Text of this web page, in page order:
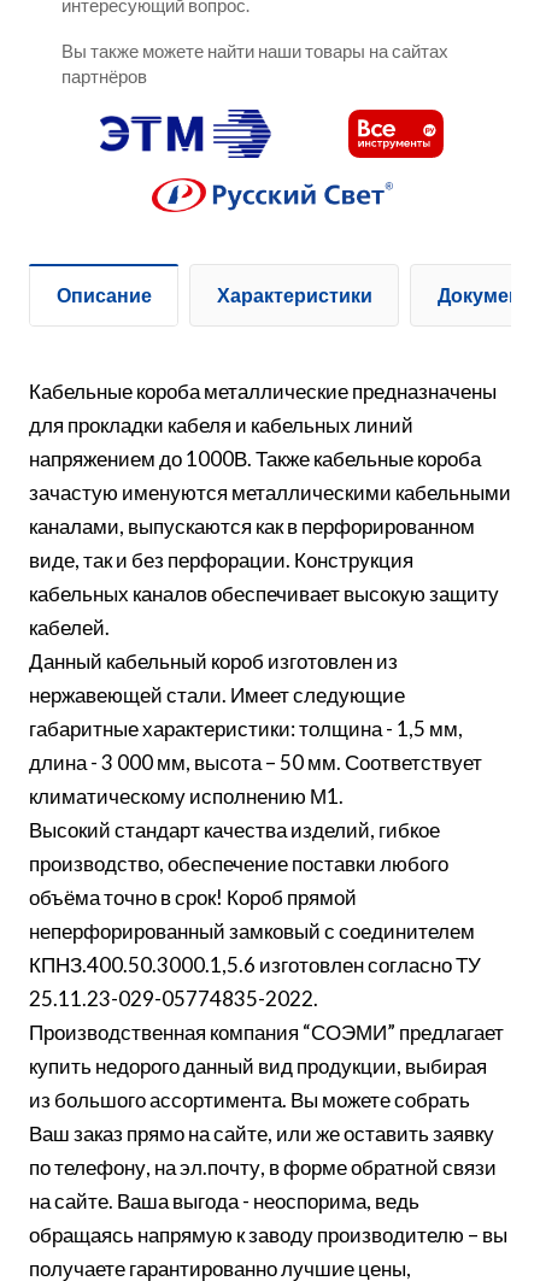
Вы также можете найти наши товары на сайтах
партнёров
Описание Характеристики
Кабельные короба металлические предназначены
для прокладки кабеля и кабельных линий
напряжением до 1000В. Также кабельные короба
зачастую именуются металлическими кабельными
каналами, выпускаются как в перфорированном
виде, так и без перфорации. Конструкция
кабельных каналов обеспечивает высокую защиту
кабелей.
Данный кабельный короб изготовлен из
нержавеющей стали. Имеет следующие
габаритные характеристики: толщина - 1,5 мм,
длина - 3 000 мм, высота – 50 мм. Соответствует
климатическому исполнению М1.
Высокий стандарт качества изделий, гибкое
производство, обеспечение поставки любого
объёма точно в срок! Короб прямой
неперфорированный замковый с соединителем
КПНЗ.400.50.3000.1,5.6 изготовлен согласно ТУ
25.11.23-029-05774835-2022.
Производственная компания “СОЭМИ” предлагает
купить недорого данный вид продукции, выбирая
из большого ассортимента. Вы можете собрать
Ваш заказ прямо на сайте, или же оставить заявку
по телефону, на эл.почту, в форме обратной связи
на сайте. Ваша выгода - неоспорима, ведь
обращаясь напрямую к заводу производителю – вы
получаете гарантированно лучшие цены,